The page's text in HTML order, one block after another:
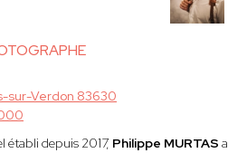
sur-Verdon 83630
établi depuis 2017, Philippe MURTAS a